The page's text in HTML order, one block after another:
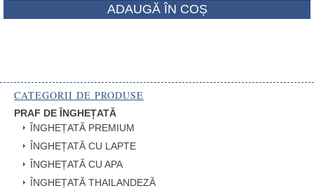
ADAUGĂ ÎN COȘ
CATEGORII DE PRODUSE
PRAF DE ÎNGHEȚATĂ
ÎNGHEȚATĂ PREMIUM
ÎNGHEȚATĂ CU LAPTE
ÎNGHEȚATĂ CU APA
ÎNGHEȚATĂ THAILANDEZĂ